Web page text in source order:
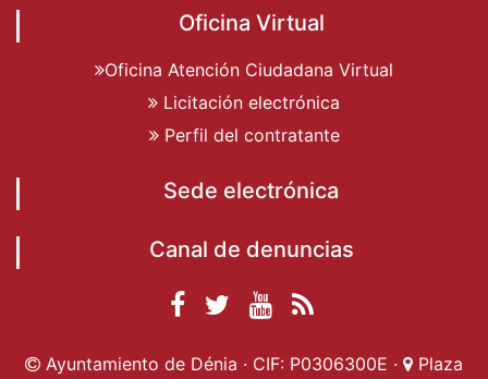
Oficina Virtual
Oficina Atención Ciudadana Virtual
Licitación electrónica
Perfil del contratante
Sede electrónica
Canal de denuncias
Facebook
Ayuntamiento de
Ayuntamiento de
Ayuntamiento
Actualidad
Ayuntamiento de Dénia · CIF: P0306300E · Plaza